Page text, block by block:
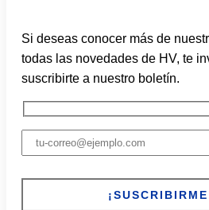
Si deseas conocer más de
todas las novedades de HV, te
suscribirte a nuestro boletín.